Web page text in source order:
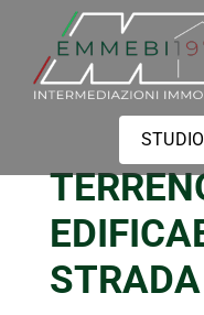
contenuto
Immobili
STRADA